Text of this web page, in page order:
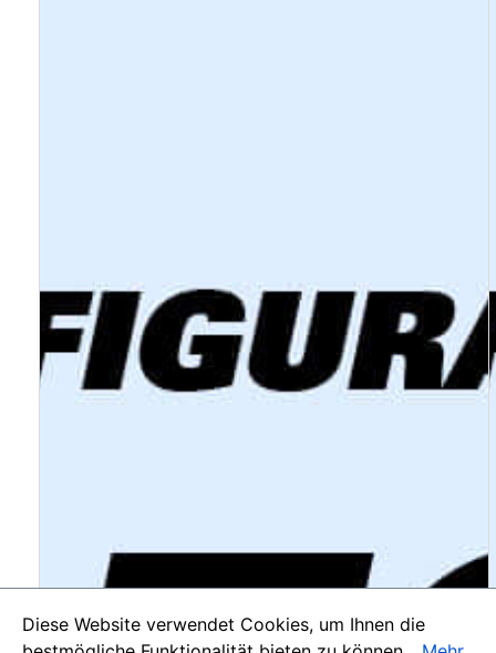
Diese Website verwendet Cookies, um Ihnen die